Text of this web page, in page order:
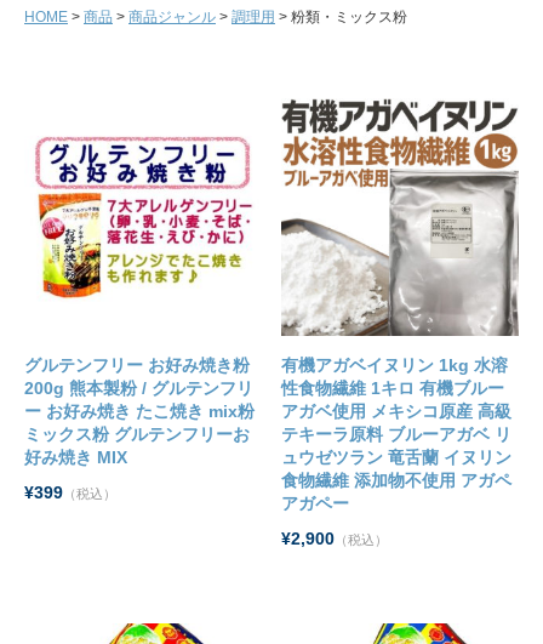
HOME > 商品 > 商品ジャンル > 調理用 > 粉類・ミックス粉
グルテンフリー お好み焼き粉
200g 熊本製粉 / グルテンフリ
ー お好み焼き たこ焼き mix粉
ミックス粉 グルテンフリーお
好み焼き MIX
¥399 （税込）
有機アガベイヌリン 1kg 水溶
性食物繊維 1キロ 有機ブルー
アガベ使用 メキシコ原産 高級
テキーラ原料 ブルーアガベ リ
ュウゼツラン 竜舌蘭 イヌリン
食物繊維 添加物不使用 アガペ
アガペー
¥2,900（税込）